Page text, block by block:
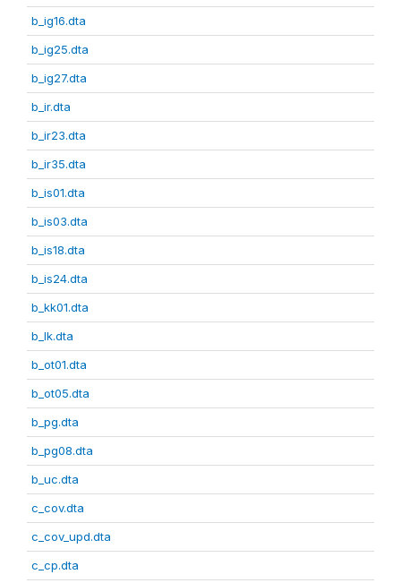
b_ig16.dta
b_ig25.dta
b_ig27.dta
b_ir.dta
b_ir23.dta
b_ir35.dta
b_is01.dta
b_is03.dta
b_is18.dta
b_is24.dta
b_kk01.dta
b_lk.dta
b_ot01.dta
b_ot05.dta
b_pg.dta
b_pg08.dta
b_uc.dta
c_cov.dta
c_cov_upd.dta
c_cp.dta